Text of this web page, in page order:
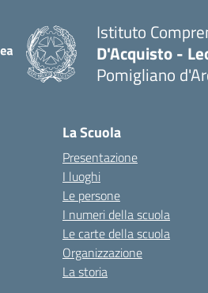
Istituto
D'Acquisto -
Pomigliano
La Scuola
Presentazione
I luoghi
Le persone
I numeri della scuola
Le carte della scuola
Organizzazione
La storia